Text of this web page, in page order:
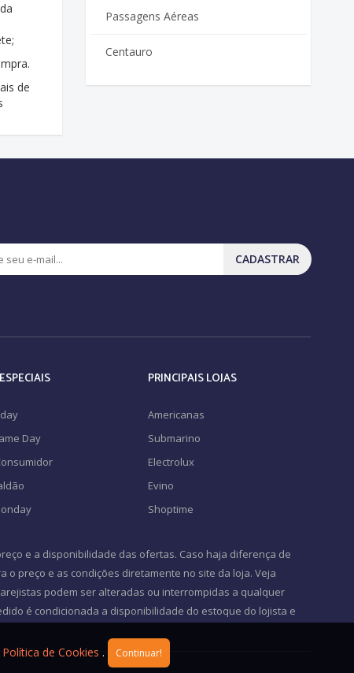
de
Passagens Aéreas
Centauro
CADASTRAR
Day
PRINCIPAIS LOJAS
Americanas
Submarino
Electrolux
Evino
Shoptime
e a disponibilidade das ofertas. Caso haja diferença de
preço e as condições diretamente no site da loja. Veja
podem ser alteradas ou interrompidas a qualquer
é condicionada a disponibilidade do estoque do lojista e
Política de Cookies . Continuar!